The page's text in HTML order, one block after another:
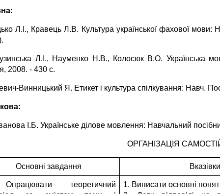
Л.І., Кравець Л.В. Культура української фахової
Л.І., Науменко Н.В., Колосюк В.О. Українська
2008. - 430 с.
Винницький Я. Етикет і культура спілкування: Навч.
І.Б. Українське ділове мовлення: Навчальний
ОРГАНІЗАЦІЯ
Основні завдання Вказівки
теоретичний
1. Виписати основні